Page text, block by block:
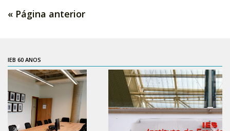
Sobre a Graduação
Disciplinas
1° semestre
2° semestre
Aluno Especial
« Página anterior
IEB 60 ANOS